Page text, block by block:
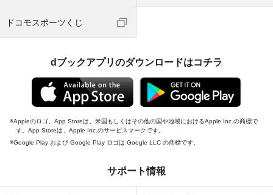
ドコモスポーツくじ
dブックアプリのダウンロードはコチラ
Appleのロゴ、App Storeは、米国もしくはその他の国や地域におけるApple Inc.の商標で
す。App Storeは、Apple Inc.のサービスマークです。
Google Play および Google Play ロゴは Google LLC の商標です。
サポート情報